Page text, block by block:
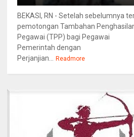
BEKASI, RN - Setelah sebelumnya
pemotongan Tambahan
Pegawai (TPP) bagi Pegawai
Pemerintah dengan
Perjanjian...
Readmore